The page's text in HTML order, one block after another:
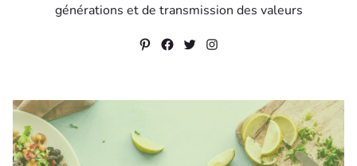
générations et de transmission des valeurs
Pinterest
Facebook
Twitter
Instagram